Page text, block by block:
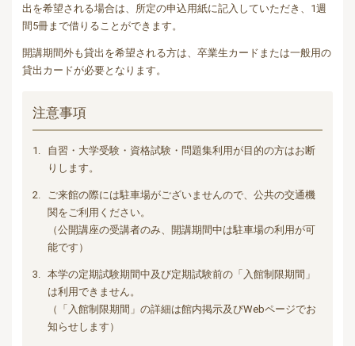
出を希望される場合は、所定の申込用紙に記入していただき、1週
間5冊まで借りることができます。
開講期間外も貸出を希望される方は、卒業生カードまたは一般用の
貸出カードが必要となります。
注意事項
1.
自習・大学受験・資格試験・問題集利用が目的の方はお断
りします。
2.
ご来館の際には駐車場がございませんので、公共の交通機
関をご利用ください。
（公開講座の受講者のみ、開講期間中は駐車場の利用が可
能です）
3.
本学の定期試験期間中及び定期試験前の「入館制限期間」
は利用できません。
（「入館制限期間」の詳細は館内掲示及びWebページでお
知らせします）